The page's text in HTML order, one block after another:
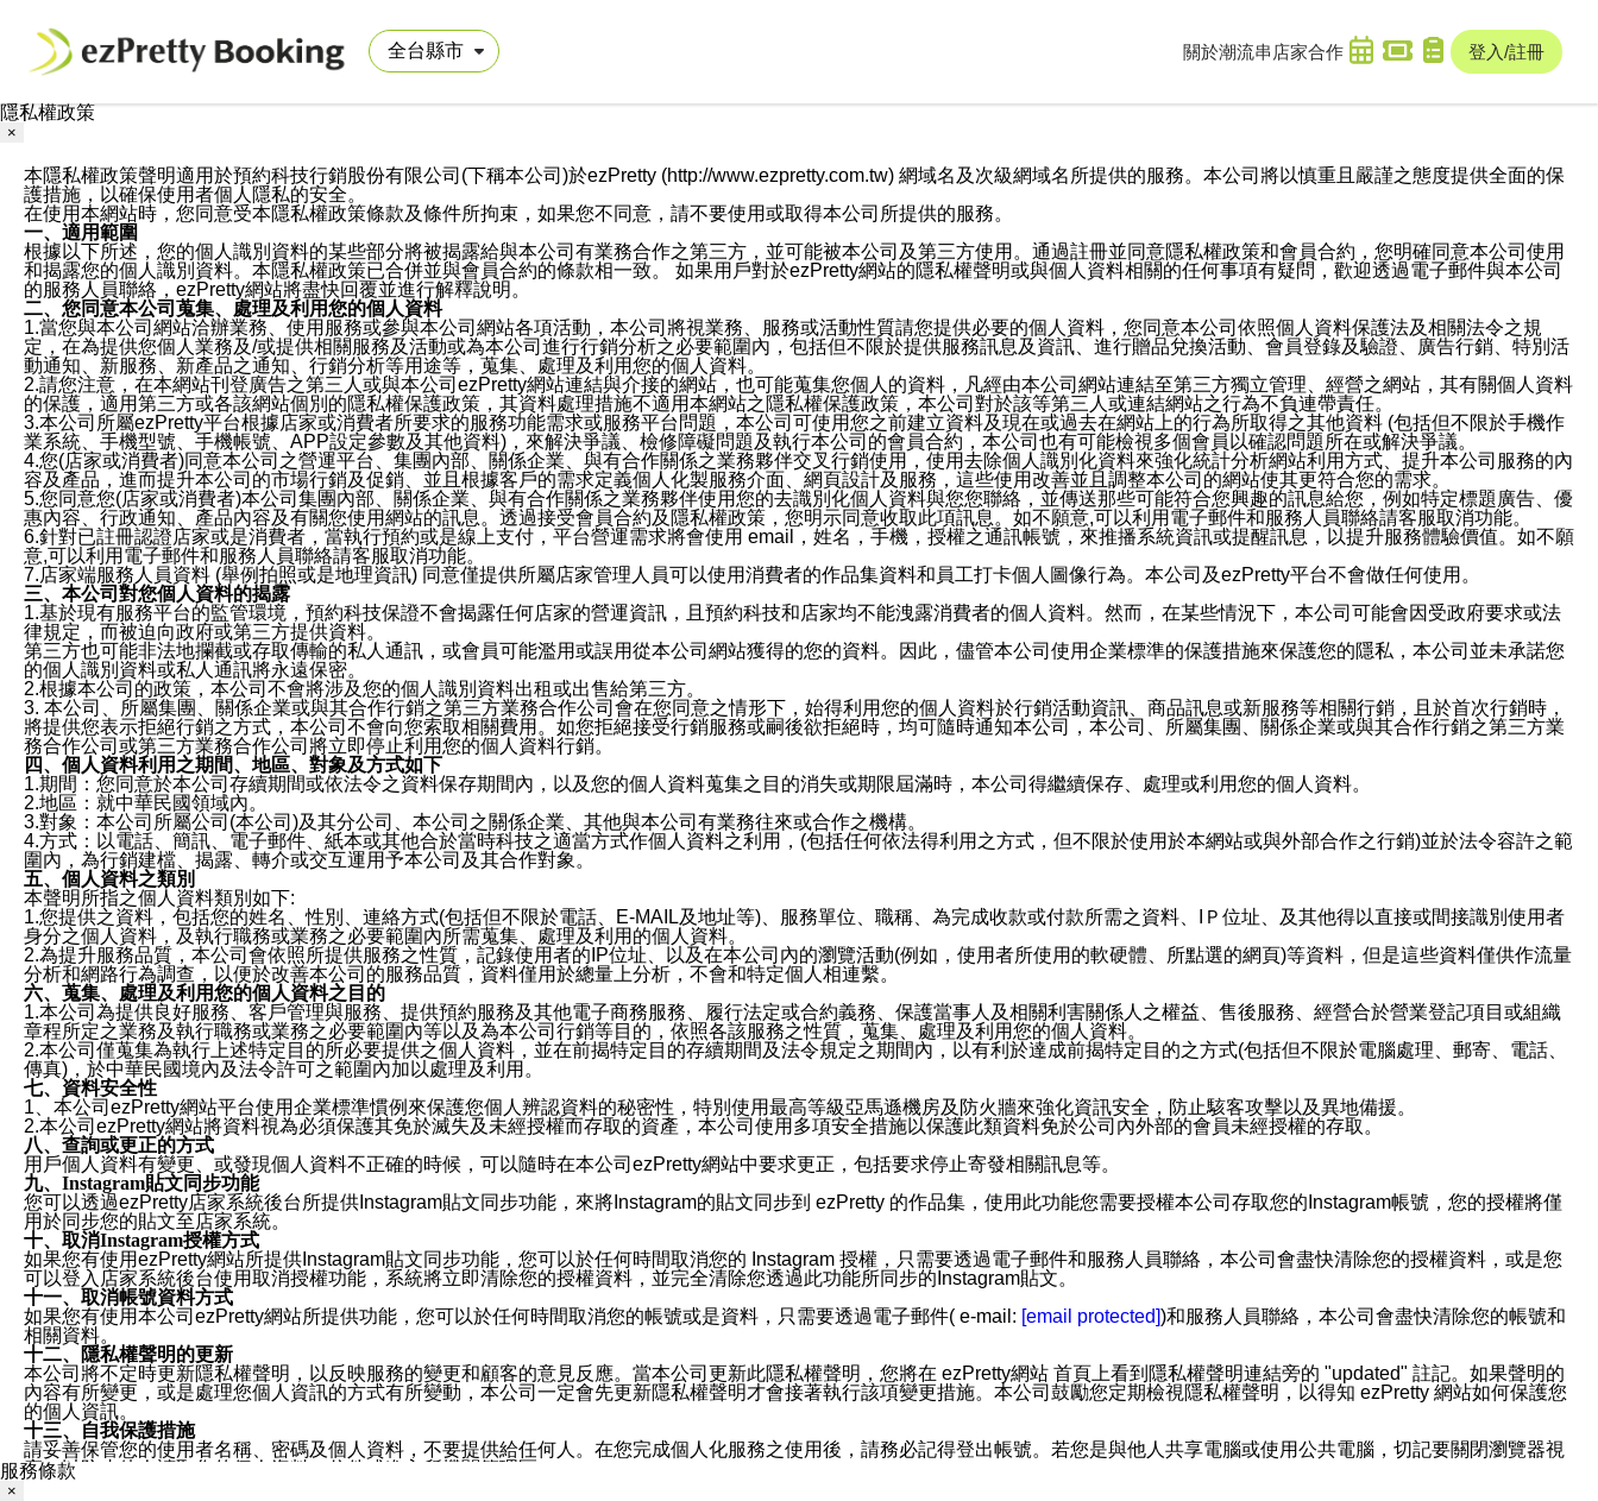
關於潮流串 店家合作 登入/註冊
隱私權政策
×
本隱私權政策聲明適用於預約科技行銷股份有限公司(下稱本公司)於ezPretty (http://www.ezpretty.com.tw) 網域名及次級網域名所提供的服務。本公司將以慎重且嚴謹之態度提供全面的保
護措施，以確保使用者個人隱私的安全。
在使用本網站時，您同意受本隱私權政策條款及條件所拘束，如果您不同意，請不要使用或取得本公司所提供的服務。
一、適用範圍
根據以下所述，您的個人識別資料的某些部分將被揭露給與本公司有業務合作之第三方，並可能被本公司及第三方使用。通過註冊並同意隱私權政策和會員合約，您明確同意本公司使用
和揭露您的個人識別資料。本隱私權政策已合併並與會員合約的條款相一致。 如果用戶對於ezPretty網站的隱私權聲明或與個人資料相關的任何事項有疑問，歡迎透過電子郵件與本公司
的服務人員聯絡，ezPretty網站將盡快回覆並進行解釋說明。
二、您同意本公司蒐集、處理及利用您的個人資料
1.當您與本公司網站洽辦業務、使用服務或參與本公司網站各項活動，本公司將視業務、服務或活動性質請您提供必要的個人資料，您同意本公司依照個人資料保護法及相關法令之規
定，在為提供您個人業務及/或提供相關服務及活動或為本公司進行行銷分析之必要範圍內，包括但不限於提供服務訊息及資訊、進行贈品兌換活動、會員登錄及驗證、廣告行銷、特別活
動通知、新服務、新產品之通知、行銷分析等用途等，蒐集、處理及利用您的個人資料。
2.請您注意，在本網站刊登廣告之第三人或與本公司ezPretty網站連結與介接的網站，也可能蒐集您個人的資料，凡經由本公司網站連結至第三方獨立管理、經營之網站，其有關個人資料
的保護，適用第三方或各該網站個別的隱私權保護政策，其資料處理措施不適用本網站之隱私權保護政策，本公司對於該等第三人或連結網站之行為不負連帶責任。
3.本公司所屬ezPretty平台根據店家或消費者所要求的服務功能需求或服務平台問題，本公司可使用您之前建立資料及現在或過去在網站上的行為所取得之其他資料 (包括但不限於手機作
業系統、手機型號、手機帳號、APP設定參數及其他資料)，來解決爭議、檢修障礙問題及執行本公司的會員合約，本公司也有可能檢視多個會員以確認問題所在或解決爭議。
4.您(店家或消費者)同意本公司之營運平台、集團內部、關係企業、與有合作關係之業務夥伴交叉行銷使用，使用去除個人識別化資料來強化統計分析網站利用方式、提升本公司服務的內
容及產品，進而提升本公司的市場行銷及促銷、並且根據客戶的需求定義個人化製服務介面、網頁設計及服務，這些使用改善並且調整本公司的網站使其更符合您的需求。
5.您同意您(店家或消費者)本公司集團內部、關係企業、與有合作關係之業務夥伴使用您的去識別化個人資料與您您聯絡，並傳送那些可能符合您興趣的訊息給您，例如特定標題廣告、優
惠內容、行政通知、產品內容及有關您使用網站的訊息。透過接受會員合約及隱私權政策，您明示同意收取此項訊息。如不願意,可以利用電子郵件和服務人員聯絡請客服取消功能。
6.針對已註冊認證店家或是消費者，當執行預約或是線上支付，平台營運需求將會使用 email，姓名，手機，授權之通訊帳號，來推播系統資訊或提醒訊息，以提升服務體驗價值。如不願
意,可以利用電子郵件和服務人員聯絡請客服取消功能。
7.店家端服務人員資料 (舉例拍照或是地理資訊) 同意僅提供所屬店家管理人員可以使用消費者的作品集資料和員工打卡個人圖像行為。本公司及ezPretty平台不會做任何使用。
三、本公司對您個人資料的揭露
1.基於現有服務平台的監管環境，預約科技保證不會揭露任何店家的營運資訊，且預約科技和店家均不能洩露消費者的個人資料。然而，在某些情況下，本公司可能會因受政府要求或法
律規定，而被迫向政府或第三方提供資料。
第三方也可能非法地攔截或存取傳輸的私人通訊，或會員可能濫用或誤用從本公司網站獲得的您的資料。因此，儘管本公司使用企業標準的保護措施來保護您的隱私，本公司並未承諾您
的個人識別資料或私人通訊將永遠保密。
2.根據本公司的政策，本公司不會將涉及您的個人識別資料出租或出售給第三方。
3. 本公司、所屬集團、關係企業或與其合作行銷之第三方業務合作公司會在您同意之情形下，始得利用您的個人資料於行銷活動資訊、商品訊息或新服務等相關行銷，且於首次行銷時，
將提供您表示拒絕行銷之方式，本公司不會向您索取相關費用。如您拒絕接受行銷服務或嗣後欲拒絕時，均可隨時通知本公司，本公司、所屬集團、關係企業或與其合作行銷之第三方業
務合作公司或第三方業務合作公司將立即停止利用您的個人資料行銷。
四、個人資料利用之期間、地區、對象及方式如下
1.期間：您同意於本公司存續期間或依法令之資料保存期間內，以及您的個人資料蒐集之目的消失或期限屆滿時，本公司得繼續保存、處理或利用您的個人資料。
2.地區：就中華民國領域內。
3.對象：本公司所屬公司(本公司)及其分公司、本公司之關係企業、其他與本公司有業務往來或合作之機構。
4.方式：以電話、簡訊、電子郵件、紙本或其他合於當時科技之適當方式作個人資料之利用，(包括任何依法得利用之方式，但不限於使用於本網站或與外部合作之行銷)並於法令容許之範
圍內，為行銷建檔、揭露、轉介或交互運用予本公司及其合作對象。
五、個人資料之類別
本聲明所指之個人資料類別如下:
1.您提供之資料，包括您的姓名、性別、連絡方式(包括但不限於電話、E-MAIL及地址等)、服務單位、職稱、為完成收款或付款所需之資料、IＰ位址、及其他得以直接或間接識別使用者
身分之個人資料，及執行職務或業務之必要範圍內所需蒐集、處理及利用的個人資料。
2.為提升服務品質，本公司會依照所提供服務之性質，記錄使用者的IP位址、以及在本公司內的瀏覽活動(例如，使用者所使用的軟硬體、所點選的網頁)等資料，但是這些資料僅供作流量
分析和網路行為調查，以便於改善本公司的服務品質，資料僅用於總量上分析，不會和特定個人相連繫。
六、蒐集、處理及利用您的個人資料之目的
1.本公司為提供良好服務、客戶管理與服務、提供預約服務及其他電子商務服務、履行法定或合約義務、保護當事人及相關利害關係人之權益、售後服務、經營合於營業登記項目或組織
章程所定之業務及執行職務或業務之必要範圍內等以及為本公司行銷等目的，依照各該服務之性質，蒐集、處理及利用您的個人資料。
2.本公司僅蒐集為執行上述特定目的所必要提供之個人資料，並在前揭特定目的存續期間及法令規定之期間內，以有利於達成前揭特定目的之方式(包括但不限於電腦處理、郵寄、電話、
傳真)，於中華民國境內及法令許可之範圍內加以處理及利用。
七、資料安全性
1、本公司ezPretty網站平台使用企業標準慣例來保護您個人辨認資料的秘密性，特別使用最高等級亞馬遜機房及防火牆來強化資訊安全，防止駭客攻擊以及異地備援。
2.本公司ezPretty網站將資料視為必須保護其免於滅失及未經授權而存取的資產，本公司使用多項安全措施以保護此類資料免於公司內外部的會員未經授權的存取。
八、查詢或更正的方式
用戶個人資料有變更、或發現個人資料不正確的時候，可以隨時在本公司ezPretty網站中要求更正，包括要求停止寄發相關訊息等。
九、Instagram貼文同步功能
您可以透過ezPretty店家系統後台所提供Instagram貼文同步功能，來將Instagram的貼文同步到 ezPretty 的作品集，使用此功能您需要授權本公司存取您的Instagram帳號，您的授權將僅
用於同步您的貼文至店家系統。
十、取消Instagram授權方式
如果您有使用ezPretty網站所提供Instagram貼文同步功能，您可以於任何時間取消您的 Instagram 授權，只需要透過電子郵件和服務人員聯絡，本公司會盡快清除您的授權資料，或是您
可以登入店家系統後台使用取消授權功能，系統將立即清除您的授權資料，並完全清除您透過此功能所同步的Instagram貼文。
十一、取消帳號資料方式
如果您有使用本公司ezPretty網站所提供功能，您可以於任何時間取消您的帳號或是資料，只需要透過電子郵件( e-mail: [email protected])和服務人員聯絡，本公司會盡快清除您的帳號和
相關資料。
十二、隱私權聲明的更新
本公司將不定時更新隱私權聲明，以反映服務的變更和顧客的意見反應。當本公司更新此隱私權聲明，您將在 ezPretty網站 首頁上看到隱私權聲明連結旁的 "updated" 註記。如果聲明的
內容有所變更，或是處理您個人資訊的方式有所變動，本公司一定會先更新隱私權聲明才會接著執行該項變更措施。本公司鼓勵您定期檢視隱私權聲明，以得知 ezPretty 網站如何保護您
的個人資訊。
十三、自我保護措施
請妥善保管您的使用者名稱、密碼及個人資料，不要提供給任何人。在您完成個人化服務之使用後，請務必記得登出帳號。若您是與他人共享電腦或使用公共電腦，切記要關閉瀏覽器視
窗，以防止他人讀取您的個人資料、信件或進入所機關管理區。
服務條款
×